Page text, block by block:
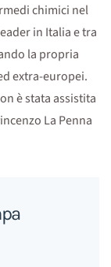
chimici nel
in Italia e tra
la propria
extra-europei.
è stata assistita
La Penna